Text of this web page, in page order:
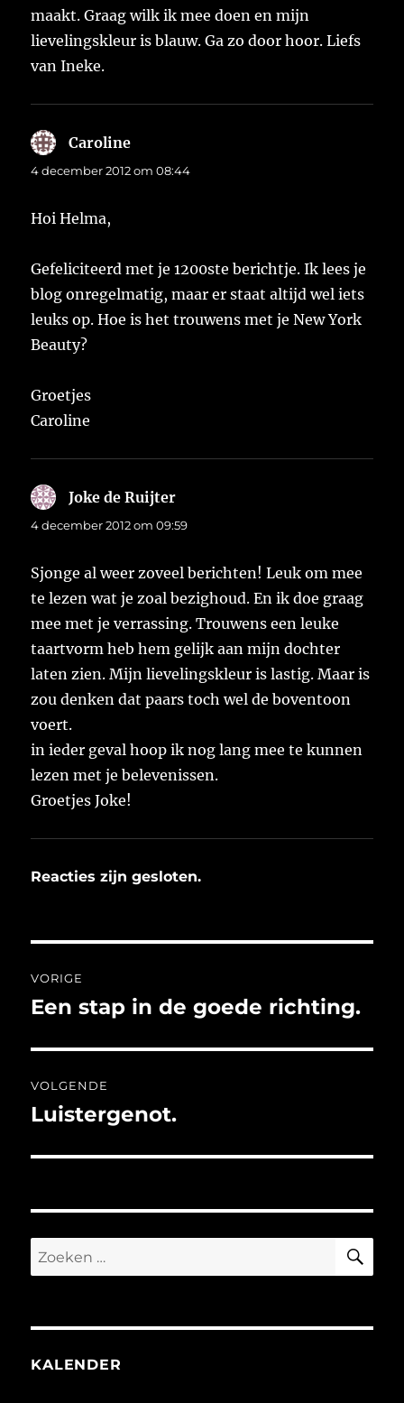
maakt. Graag wilk ik mee doen en mijn
lievelingskleur is blauw. Ga zo door hoor. Liefs
van Ineke.
Caroline
4 december 2012 om 08:44
Hoi Helma,
Gefeliciteerd met je 1200ste berichtje. Ik lees je
blog onregelmatig, maar er staat altijd wel iets
leuks op. Hoe is het trouwens met je New York
Beauty?
Groetjes
Caroline
Joke de Ruijter
4 december 2012 om 09:59
Sjonge al weer zoveel berichten! Leuk om mee
te lezen wat je zoal bezighoud. En ik doe graag
mee met je verrassing. Trouwens een leuke
taartvorm heb hem gelijk aan mijn dochter
laten zien. Mijn lievelingskleur is lastig. Maar is
zou denken dat paars toch wel de boventoon
voert.
in ieder geval hoop ik nog lang mee te kunnen
lezen met je belevenissen.
Groetjes Joke!
Reacties zijn gesloten.
navigatie
VORIGE
Vorig
Een stap in de goede richting.
VOLGENDE
Volgend
Luistergenot.
Zoeken
naar:
KALENDER